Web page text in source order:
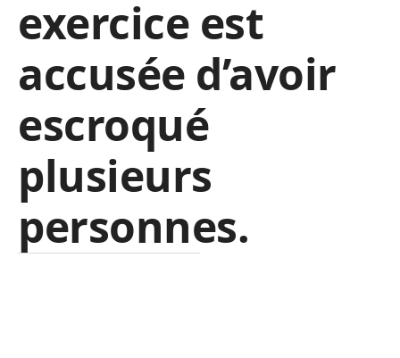
exercice est
accusée d’avoir
escroqué
plusieurs
personnes.